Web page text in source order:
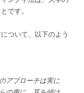
です。
ついて、以下のよう
アプローチは実に